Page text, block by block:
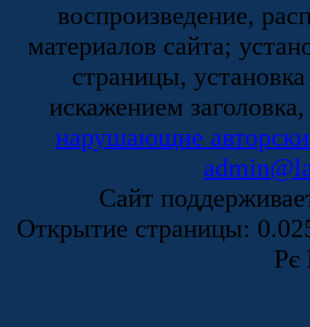
воспроизведение,
материалов сайта;
страницы,
искажением
нарушающие
Сайт
Открытие страницы:
Рє